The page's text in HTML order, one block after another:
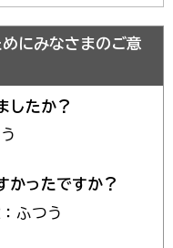
にみなさまのご意
したか？
かったですか？
：ふつう